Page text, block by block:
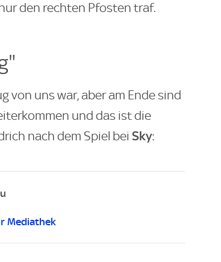
den rechten Pfosten traf.
von uns war, aber am Ende sind
und das ist die
nach dem Spiel bei Sky:
Mediathek